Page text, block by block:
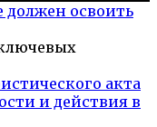
должен освоить
акта
и действия в